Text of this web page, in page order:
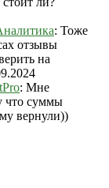
: Тоже
отзывы
на
: Мне
что суммы
вернули))